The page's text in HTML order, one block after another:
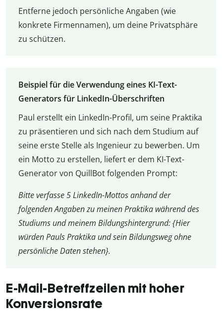
Entferne jedoch persönliche Angaben (wie
konkrete Firmennamen), um deine Privatsphäre
zu schützen.
Beispiel für die Verwendung eines KI-Text-
Generators für LinkedIn-Überschriften
Paul erstellt ein LinkedIn-Profil, um seine Praktika
zu präsentieren und sich nach dem Studium auf
seine erste Stelle als Ingenieur zu bewerben. Um
ein Motto zu erstellen, liefert er dem KI-Text-
Generator von QuillBot folgenden Prompt:
Bitte verfasse 5 LinkedIn-Mottos anhand der
folgenden Angaben zu meinen Praktika während des
Studiums und meinem Bildungshintergrund: {Hier
würden Pauls Praktika und sein Bildungsweg ohne
persönliche Daten stehen}.
E-Mail-Betreffzeilen mit hoher
Konversionsrate